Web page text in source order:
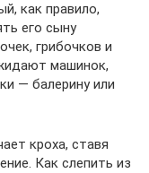
как правило,
его сыну
грибочков и
машинок,
— балерину или
кроха, ставя
Как слепить из